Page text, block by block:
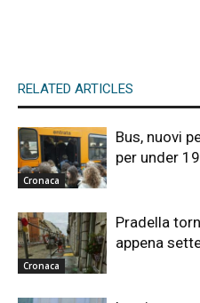
RELATED ARTICLES
Cronaca
Bus, nuovi
per under 19
Cronaca
Pradella
appena